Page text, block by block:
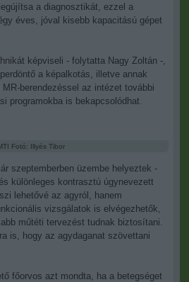
a diagnosztikát, ezzel a
éves, jóval kisebb kapacitású gépet
képviseli - folytatta Nagy Zoltán -,
a képalkotás, illetve annak
berendezéssel az intézet további
programokba is bekapcsolódhat.
Fotó: Illyés Tibor
szeptemberben üzembe helyeztek -
különleges kontrasztú úgynevezett
lehetővé az agyról, hanem
vizsgálatok is elvégezhetők,
műtéti tervezést tudnak biztosítani.
is, hogy az agydaganat szövettani
főorvos azt mondta, ha a betegséget